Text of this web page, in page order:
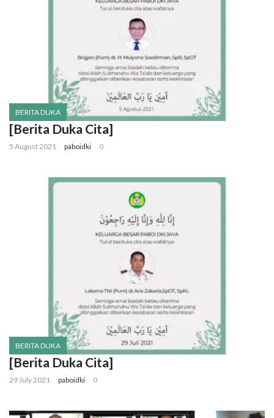
BERITA DUKA
[Berita Duka Cita]
5 August 2021 paboidki 0
BERITA DUKA
[Berita Duka Cita]
29 July 2021 paboidki 0